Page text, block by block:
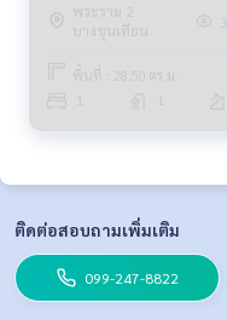
พระราม 2
บางขุนเทียน
พื้นที่ : 28.50 ตร.ม.
1 1
ติดต่อสอบถามเพิ่มเติม
099-247-8822